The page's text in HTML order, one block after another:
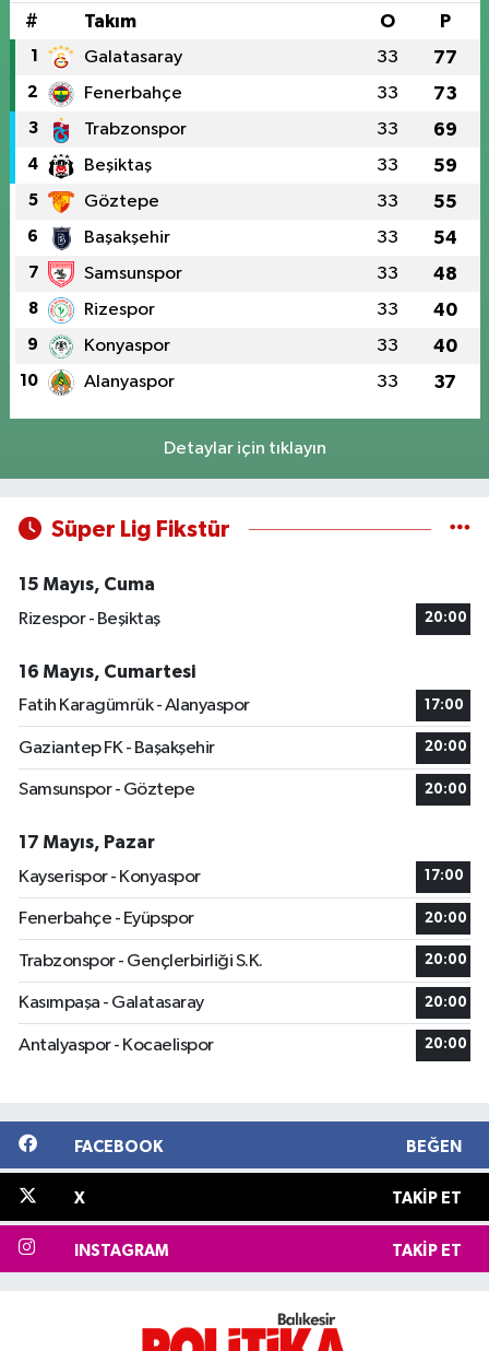
# Takım O P
1 Galatasaray 33 77
2 Fenerbahçe 33 73
3 Trabzonspor 33 69
4 Beşiktaş 33 59
5 Göztepe 33 55
6 Başakşehir 33 54
7 Samsunspor 33 48
8 Rizespor 33 40
9 Konyaspor 33 40
10 Alanyaspor 33 37
Detaylar için tıklayın
Süper Lig Fikstür
15 Mayıs, Cuma
Rizespor - Beşiktaş
20:00
16 Mayıs, Cumartesi
Fatih Karagümrük - Alanyaspor
17:00
Gaziantep FK - Başakşehir 20:00
Samsunspor - Göztepe 20:00
17 Mayıs, Pazar
Kayserispor - Konyaspor
17:00
Fenerbahçe - Eyüpspor 20:00
Trabzonspor - Gençlerbirliği S.K. 20:00
Kasımpaşa - Galatasaray 20:00
Antalyaspor - Kocaelispor 20:00
FACEBOOK BEĞEN
X TAKIP ET
INSTAGRAM TAKIP ET